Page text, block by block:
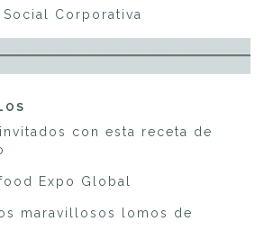
Corporativa
con esta receta de
Expo Global
maravillosos lomos de